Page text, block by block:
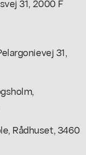
31,
Rådhuset, 3460